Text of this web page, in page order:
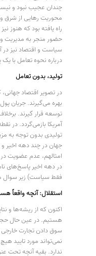
چندان عجیب نبود و
محوریت رهایی از شرق
راه یافته بود که هنوز
حضور منجر به مدیریت و
درباره نحوه تعامل با
تولید، بدون تعامل
در تصویر اقتصاد
بهره می‌گیرند. جریان
توسعه قرار گیرند.
آمریکا بازمی‌گردد. در
تولیدی بدون توجه به
جهان در چند دهه اخیر و
امثالهم، عدم عضویت
در دهه اخیر پاسخ‌های
فقط سیاست) زیر سوال
استقلال: آنچه واقعاً
اکنون که از ریشه‌ها و
هستیم. در عین حال حجم
سوق دادن تجارت خارجی
نمی‌تواند مورد تایید
ندارد. بقیه آنچه تحت